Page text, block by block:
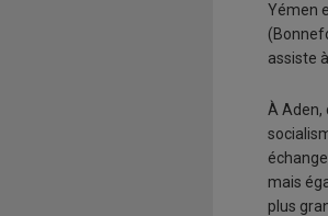
Yémen
assiste
À Aden,
mais
plus